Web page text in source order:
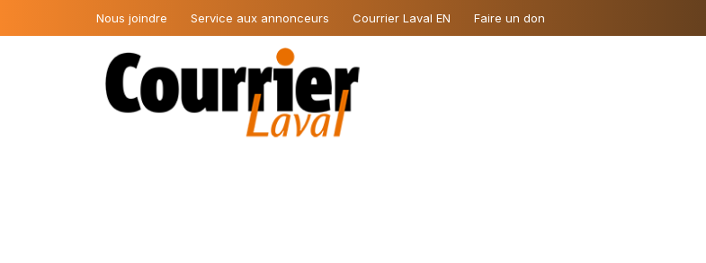
Nous joindre Service aux annonceurs Courrier Laval EN Faire un don